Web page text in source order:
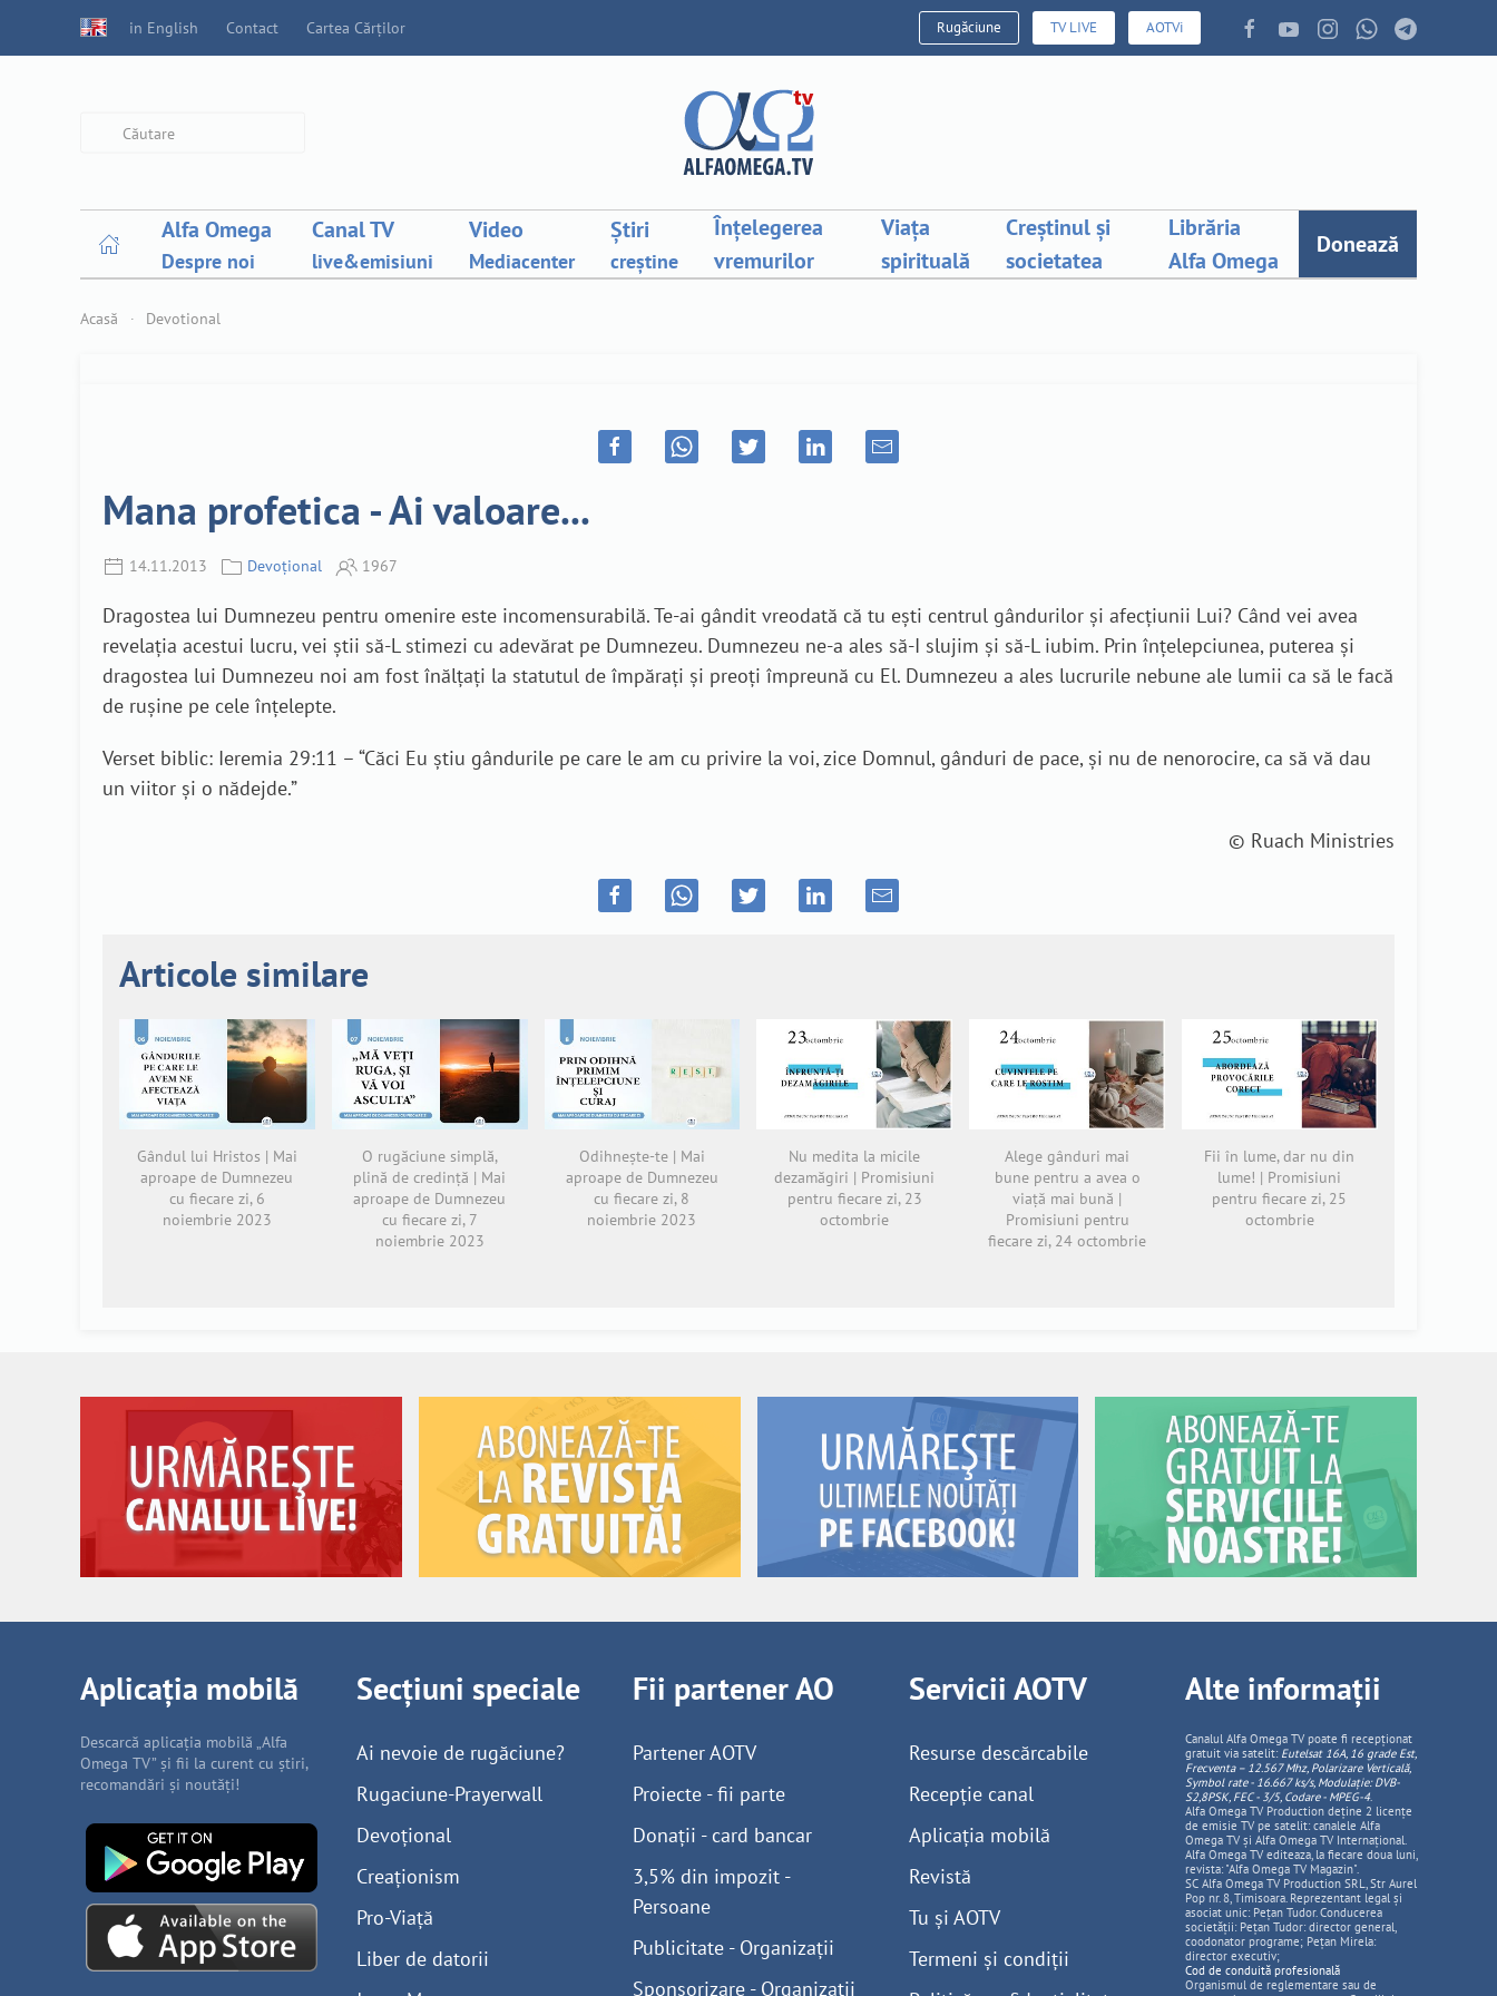
in English Contact Cartea Cărților Rugăciune TV LIVE AOTVi
Alfa Omega
Despre noi
Canal TV
live&emisiuni
Video
Mediacenter
Știri
creștine
Înțelegerea
vremurilor
Viața
spirituală
Creștinul și
societatea
Librăria
Alfa Omega
Donează
Acasă Devotional
Mana profetica - Ai valoare...
14.11.2013 Devoțional 1967
Dragostea lui Dumnezeu pentru omenire este incomensurabilă. Te-ai gândit vreodată că tu ești centrul gândurilor și afecțiunii Lui? Când vei avea
revelația acestui lucru, vei știi să-L stimezi cu adevărat pe Dumnezeu. Dumnezeu ne-a ales să-I slujim și să-L iubim. Prin înțelepciunea, puterea și
dragostea lui Dumnezeu noi am fost înălțați la statutul de împărați și preoți împreună cu El. Dumnezeu a ales lucrurile nebune ale lumii ca să le facă
de rușine pe cele înțelepte.
Verset biblic: Ieremia 29:11 – “Căci Eu știu gândurile pe care le am cu privire la voi, zice Domnul, gânduri de pace, și nu de nenorocire, ca să vă dau
un viitor și o nădejde.”
© Ruach Ministries
Articole similare
Gândul lui Hristos | Mai
aproape de Dumnezeu
cu fiecare zi, 6
noiembrie 2023
O rugăciune simplă,
plină de credință | Mai
aproape de Dumnezeu
cu fiecare zi, 7
noiembrie 2023
Odihnește-te | Mai
aproape de Dumnezeu
cu fiecare zi, 8
noiembrie 2023
Nu medita la micile
dezamăgiri | Promisiuni
pentru fiecare zi, 23
octombrie
Alege gânduri mai
bune pentru a avea o
viață mai bună |
Promisiuni pentru
fiecare zi, 24 octombrie
Fii în lume, dar nu din
lume! | Promisiuni
pentru fiecare zi, 25
octombrie
Aplicația mobilă
Descarcă aplicația mobilă „Alfa
Omega TV” și fii la curent cu știri,
recomandări și noutăți!
Secțiuni speciale
Ai nevoie de rugăciune?
Rugaciune-Prayerwall
Devoțional
Creaționism
Pro-Viață
Liber de datorii
Fii partener AO
Partener AOTV
Proiecte - fii parte
Donații - card bancar
3,5% din impozit -
Persoane
Publicitate - Organizații
Sponsorizare - Organizații
Servicii AOTV
Resurse descărcabile
Recepție canal
Aplicația mobilă
Revistă
Tu și AOTV
Termeni și condiții
Alte informații
Canalul Alfa Omega TV poate fi recepționat
gratuit via satelit: Eutelsat 16A, 16 grade Est,
Frecventa – 12.567 Mhz, PolarizareVerticală,
Symbol rate - 16.667 ks/s, Modulație: DVB-
S2,8PSK, FEC - 3/5, Codare - MPEG-4.
Alfa Omega TV Production deține 2 licențe
de emisie TV pe satelit: canalele Alfa
Omega TV și Alfa Omega TV Internațional.
Alfa Omega TV editeaza, la fiecare doua luni,
revista: "Alfa Omega TV Magazin".
SC Alfa Omega TV Production SRL, Str Aurel
Pop nr. 8, Timisoara. Reprezentant legal și
asociat unic: Pețan Tudor. Conducerea
societății: Pețan Tudor: director general,
coodonator programe; Pețan Mirela:
director executiv;
Cod de conduită profesională
Organismul de reglementare sau de